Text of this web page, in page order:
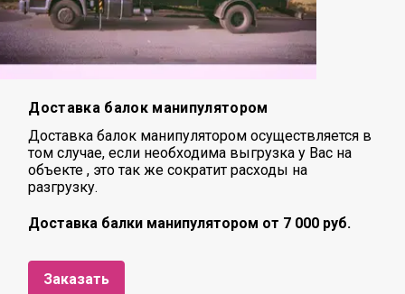
Доставка балок манипулятором
Доставка балок манипулятором осуществляется в
том случае, если необходима выгрузка у Вас на
объекте , это так же сократит расходы на
разгрузку.
Доставка балки манипулятором от 7 000 руб.
Заказать